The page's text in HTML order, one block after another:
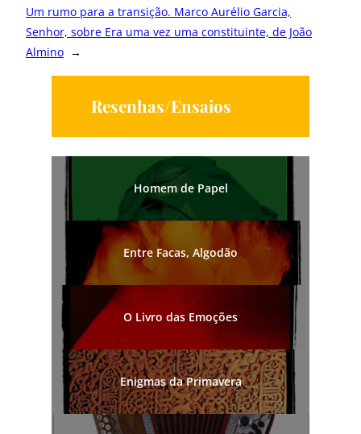
Um rumo para a transição. Marco Aurélio Garcia,
Senhor, sobre Era uma vez uma constituinte, de João
Almino →
Resenhas/Ensaios
Homem de Papel
Entre Facas, Algodão
O Livro das Emoções
Enigmas da Primavera